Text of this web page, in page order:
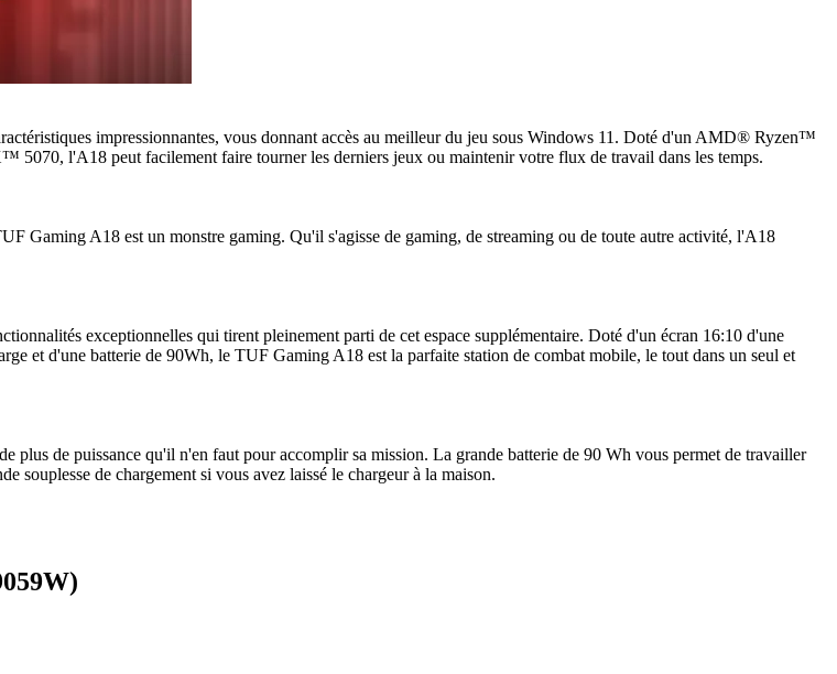
impressionnantes, vous donnant accès au meilleur du jeu sous Windows 11. Doté d'un AMD® Ryzen™
l'A18 peut facilement faire tourner les derniers jeux ou maintenir votre flux de travail dans les temps.
A18 est un monstre gaming. Qu'il s'agisse de gaming, de streaming ou de toute autre activité, l'A18
exceptionnelles qui tirent pleinement parti de cet espace supplémentaire. Doté d'un écran 16:10 d'une
et d'une batterie de 90Wh, le TUF Gaming A18 est la parfaite station de combat mobile, le tout dans un seul et
de puissance qu'il n'en faut pour accomplir sa mission. La grande batterie de 90 Wh vous permet de travailler
souplesse de chargement si vous avez laissé le chargeur à la maison.